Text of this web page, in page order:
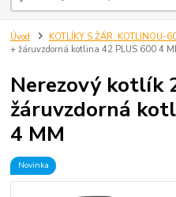
Úvod KOTLÍKY S ŽÁR. KOTLINOU-
+ žáruvzdorná kotlina 42 PLUS 600 4
Nerezový kotlík
žáruvzdorná
4 MM
Novinka